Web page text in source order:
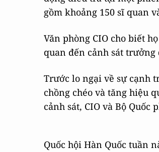
gồm khoảng 150 sĩ quan
Văn phòng CIO cho biết
quan đến cảnh sát trưởng
Trước lo ngại về sự cạnh
chồng chéo và tăng hiệu
cảnh sát, CIO và Bộ Quốc
Quốc hội Hàn Quốc tuần